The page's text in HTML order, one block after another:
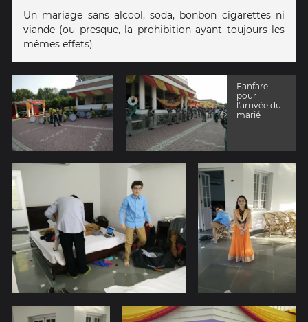
Un mariage sans alcool, soda, bonbon cigarettes ni
viande (ou presque, la prohibition ayant toujours les
mêmes effets)
Fanfare
pour
l'arrivée du
marié